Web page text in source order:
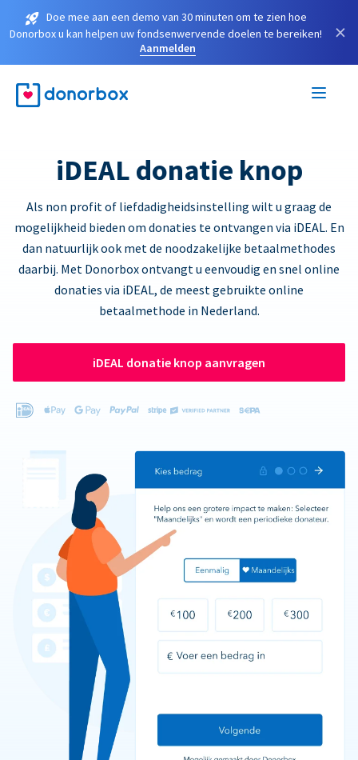
Doe mee aan een demo van 30 minuten om te zien hoe
Donorbox u kan helpen uw fondsenwervende doelen te bereiken!
Aanmelden
×
iDEAL donatie knop
Als non profit of liefdadigheidsinstelling wilt u graag de
mogelijkheid bieden om donaties te ontvangen via iDEAL. En
dan natuurlijk ook met de noodzakelijke betaalmethodes
daarbij. Met Donorbox ontvangt u eenvoudig en snel online
donaties via iDEAL, de meest gebruikte online
betaalmethode in Nederland.
iDEAL donatie knop aanvragen